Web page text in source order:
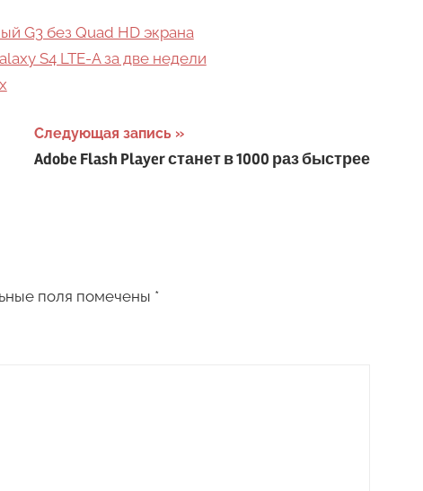
G3 без Quad HD экрана
S4 LTE-A за две недели
Следующая запись
Adobe Flash Player станет в 1000 раз быстрее
поля помечены *